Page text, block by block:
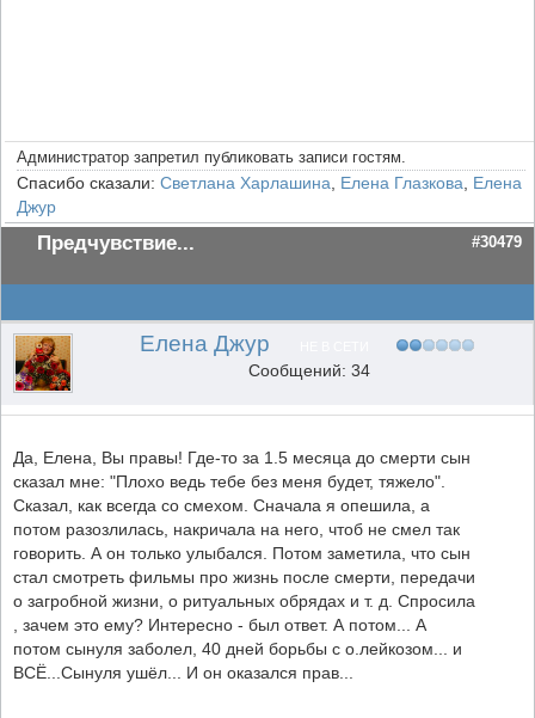
Администратор запретил публиковать записи гостям.
Спасибо сказали: Светлана Харлашина Елена Глазкова
Елена
Джур
Предчувствие... #30479
Елена Джур
Сообщений: 34
Да, Елена, Вы правы! Где-то за 1.5 месяца до смерти сын
сказал мне: "Плохо ведь тебе без меня будет, тяжело".
Сказал, как всегда со смехом. Сначала я опешила, а
потом разозлилась, накричала на него, чтоб не смел так
говорить. А он только улыбался. Потом заметила, что сын
стал смотреть фильмы про жизнь после смерти, передачи
о загробной жизни, о ритуальных обрядах и т. д. Спросила
, зачем это ему? Интересно - был ответ. А потом... А
потом сынуля заболел, 40 дней борьбы с о.лейкозом... и
ВСЁ...Сынуля ушёл... И он оказался прав...